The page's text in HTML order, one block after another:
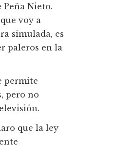
Peña Nieto.
voy a
simulada, es
paleros en la
permite
pero no
que la ley